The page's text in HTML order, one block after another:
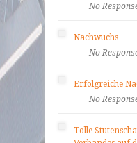
No
Nachwuchs
No
Erfolgreiche
No
Tolle